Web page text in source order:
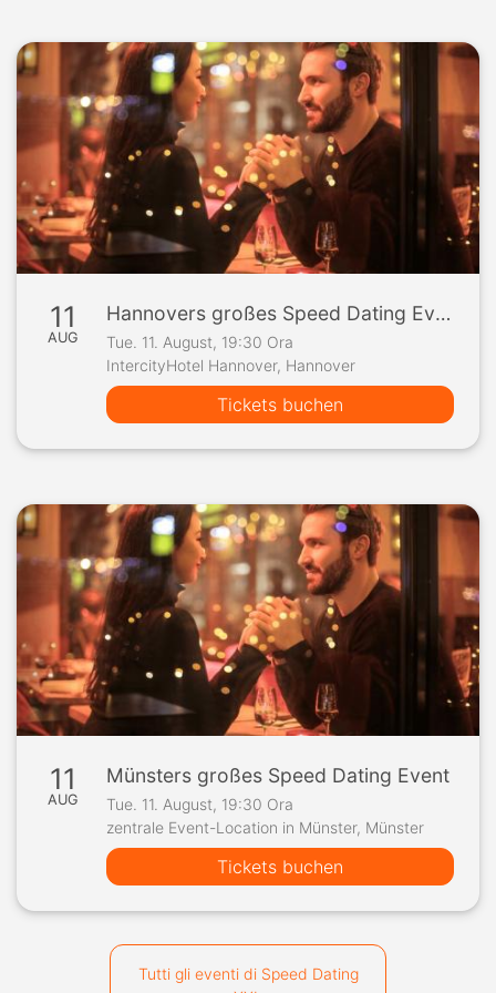
11
AUG
Hannovers großes Speed Dating Event
Tue. 11. August, 19:30 Ora
IntercityHotel Hannover, Hannover
Tickets buchen
11
AUG
Münsters großes Speed Dating Event
Tue. 11. August, 19:30 Ora
zentrale Event-Location in Münster, Münster
Tickets buchen
Tutti gli eventi di Speed Dating